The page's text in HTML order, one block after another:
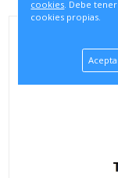
cookies. Debe
cookies propias.